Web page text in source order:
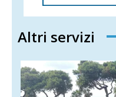
Altri servizi